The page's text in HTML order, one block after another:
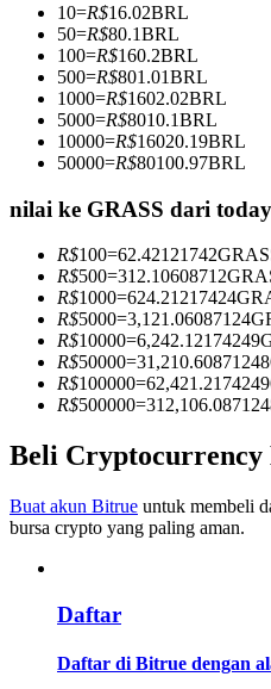
Menjadi Pedagang Salinan
Nikmati pembagian
Analisis data besar
10=R$16.02BRL
50=R$80.1BRL
100=R$160.2BRL
500=R$801.01BRL
1000=R$1602.02BRL
5000=R$8010.1BRL
10000=R$16020.19BRL
50000=R$80100.97BRL
nilai ke GRASS dari
R$100=62.42121742
R$500=312.10608712
R$1000=624.21217424
R$5000=3,121.06087124
R$10000=6,242.12174249
R$50000=31,210.60871248
R$100000=
R$500000=
Beli Cryptocurrency
Buat akun Bitrue untuk membeli
bursa crypto yang paling aman.
Daftar
Daftar di Bitrue dengan